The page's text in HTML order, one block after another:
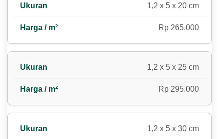
1,2 x 5 x 20 cm
Rp 265.000
1,2 x 5 x 25 cm
Rp 295.000
1,2 x 5 x 30 cm